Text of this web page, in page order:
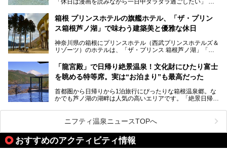
を見学させていただきました！
サウナ室の中に咲き誇る桜、魚たちが泳ぐ水風呂、そしてバ
リのビーチを思わせる休憩スペース…。驚きの連続だった館
内の様子をレポートします！
たい」
そんな「癒やされたい」という願いを叶えてくれるのが、神
神奈川県には、サウナや岩盤浴、一日中遊べるエンタメ施設
など、“非日常”を味わえるスーパー銭湯が数多く揃っていま
う」という人も多いはず。
そこで今回は、神奈川県内の人気施設26選を「安さ」「岩
業」「駅近」など、目的別に厳選して紹介します。
今の気分にぴったりの施設を見つけて、最高のリフレッシュ
箱根 プリンスホテルの旗艦ホテル、「ザ・プリン
ス箱根芦ノ湖」で味わう建築美と優雅な休日
神奈川県の箱根にプリンスホテル（西武プリンスホテルズ＆
リゾーツ）のホテルは、「ザ・プリンス 箱根芦ノ湖」「芦
「箱根仙石原プリンスホテル」と4軒あり、今回ご紹介する
「ザ・プリンス 箱根芦ノ湖」は、その中でもフラッグシッ
プ（旗艦）に位置づけられる特別なホテルです。
昭和の日本を代表する建築家の一人、村野藤吾が芦ノ湖の畔
に建てた桃源郷のようなホテルがここ。自家源泉の温泉や、
提供元：株式会社西武・プリンスホテルズワールドワイド
【PR】
この記事はザ・プリンス 箱根芦ノ湖のPR記事です。
「龍宮殿」で日帰り絶景温泉！文化財にひたり富士
を眺める特等席。実は“お泊まり”も最高だった
首都圏から日帰りから1泊旅行にぴったりな箱根温泉郷。な
かでも芦ノ湖の湖畔は人気の高いエリアです。「絶景日帰り
が楽しめるまさに眺望自慢の日帰り温泉。
そしてここは全24室の「箱根 芦ノ湖畔蛸川温泉 龍宮殿」と
して宿泊もできます。宿泊者は「龍宮殿本館」の営業時間に
加えて、朝6時からの宿泊者専用時間帯にも「龍宮殿本館」
のお風呂が利用できます。
ニフティ温泉ニュースTOPへ
おすすめのアクティビティ情報